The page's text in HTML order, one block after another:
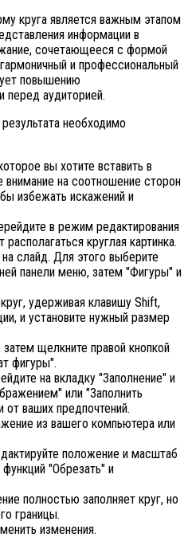
круга является важным этапом
информации в
сочетающееся с формой
и профессиональный
повышению
перед аудиторией.
необходимо
вы хотите вставить в
на соотношение сторон
избежать искажений и
в режим редактирования
круглая картинка.
слайд. Для этого выберите
панели меню, затем "Фигуры" и
удерживая клавишу Shift,
и установите нужный размер
затем щелкните правой кнопкой
фигуры".
на вкладку "Заполнение" и
или "Заполнить
от ваших предпочтений.
из вашего компьютера или
положение и масштаб
"Обрезать" и
полностью заполняет круг, но
границы.
изменения.